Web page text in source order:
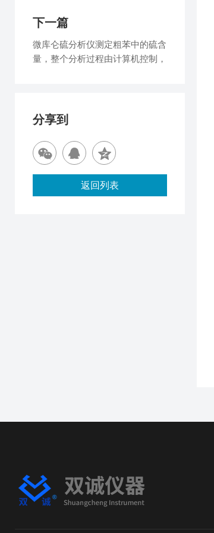
下一篇
微库仑硫分析仪测定粗苯中的硫含
量，整个分析过程由计算机控制，
分享到
返回列表